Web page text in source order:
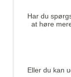
Har du
at høre
Eller du kan